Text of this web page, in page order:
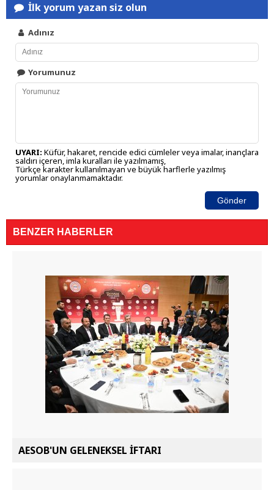
İlk yorum yazan siz olun
Adınız
Yorumunuz
UYARI: Küfür, hakaret, rencide edici cümleler veya imalar, inançlara
saldırı içeren, imla kuralları ile yazılmamış,
Türkçe karakter kullanılmayan ve büyük harflerle yazılmış
yorumlar onaylanmamaktadır.
Gönder
BENZER HABERLER
AESOB'UN GELENEKSEL İFTARI